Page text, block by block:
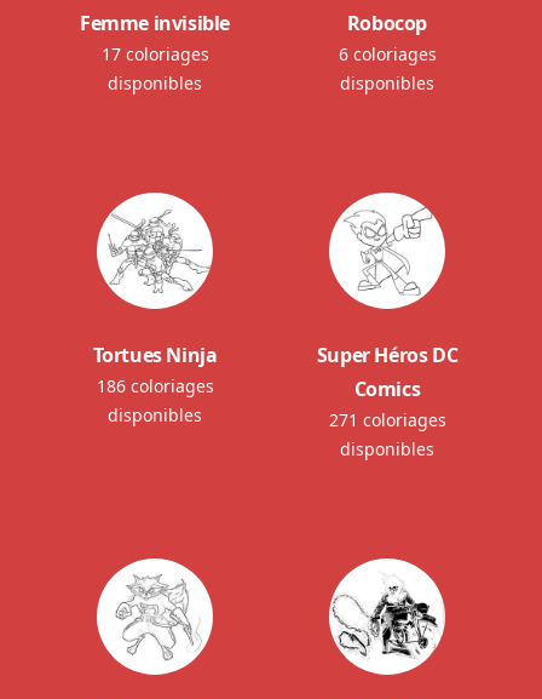
Femme invisible
17 coloriages
disponibles
Robocop
6 coloriages
disponibles
Tortues Ninja
186 coloriages
disponibles
Super Héros DC
Comics
271 coloriages
disponibles